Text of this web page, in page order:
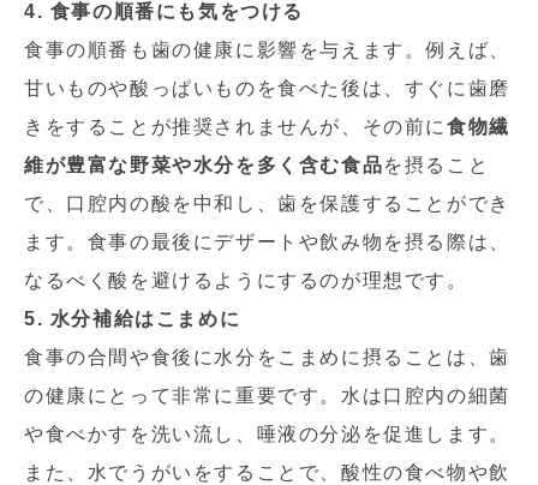
4. 食事の順番にも気をつける
食事の順番も歯の健康に影響を与えます。例えば、
甘いものや酸っぱいものを食べた後は、すぐに歯磨
きをすることが推奨されませんが、その前に 食物繊
維が豊富な野菜や水分を多く含む食品を摂ること
で、口腔内の酸を中和し、歯を保護することができ
ます。食事の最後にデザートや飲み物を摂る際は、
なるべく酸を避けるようにするのが理想です。
5. 水分補給はこまめに
食事の合間や食後に水分をこまめに摂ることは、歯
の健康にとって非常に重要です。水は口腔内の細菌
や食べかすを洗い流し、唾液の分泌を促進します。
また、水でうがいをすることで、酸性の食べ物や飲